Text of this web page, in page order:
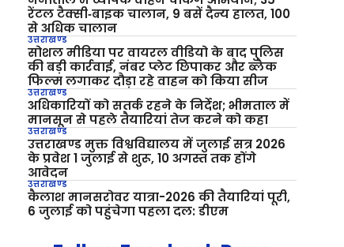
रेंटल टैक्सी‑बाइक चालान, 9 बसें दैन्य हालत, 100
से अधिक चालान
उत्तराखण्ड
सोशल मीडिया पर वायरल वीडियो के बाद पुलिस
की बड़ी कार्रवाई, नंबर प्लेट छिपाकर और ब्लैक
फिल्म लगाकर दौड़ा रहे वाहन को किया सीज
उत्तराखण्ड
अधिकारियों को सतर्क रहने के निर्देश; भीमताल में
मानसून से पहले तैयारियां तेज करने को कहा
उत्तराखण्ड
उत्तराखण्ड मुक्त विश्वविद्यालय में जुलाई सत्र 2026
के प्रवेश 1 जुलाई से शुरू, 10 अगस्त तक होंगे
आवेदन
उत्तराखण्ड
कैलाश मानसरोवर यात्रा-2026 की तैयारियां पूरी,
6 जुलाई को पहुंचेगा पहला दल: डीएम